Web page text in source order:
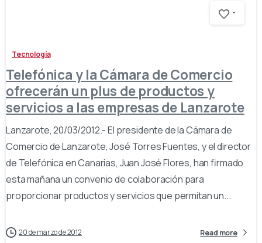
-
Tecnología
Telefónica y la Cámara de Comercio
ofrecerán un plus de productos y
servicios a las empresas de Lanzarote
Lanzarote, 20/03/2012.- El presidente de la Cámara de
Comercio de Lanzarote, José Torres Fuentes, y el director
de Telefónica en Canarias, Juan José Flores, han firmado
esta mañana un convenio de colaboración para
proporcionar productos y servicios que permitan un...
20 de marzo de 2012 Read more